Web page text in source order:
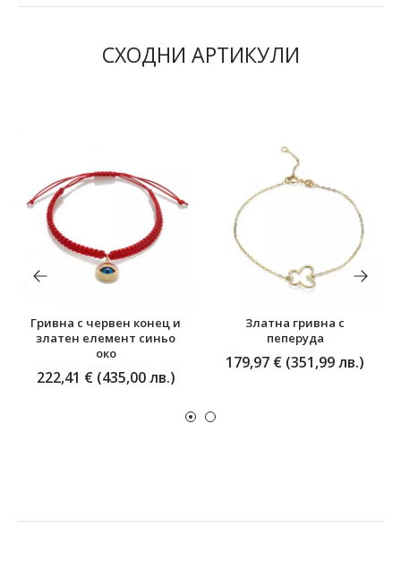
СХОДНИ АРТИКУЛИ
Гривна с червен конец и
златен елемент синьо
око
222,41 € (435,00 лв.)
Златна гривна с
пеперуда
179,97 € (351,99 лв.)